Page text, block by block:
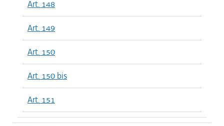
Art. 148
Art. 149
Art. 150
Art. 150 bis
Art. 151